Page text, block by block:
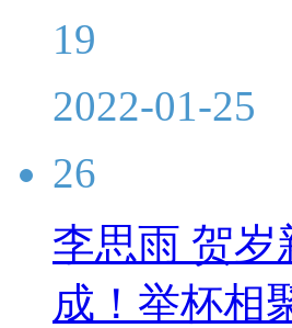
19
2022-01-25
26
李思雨 贺
成！举杯相